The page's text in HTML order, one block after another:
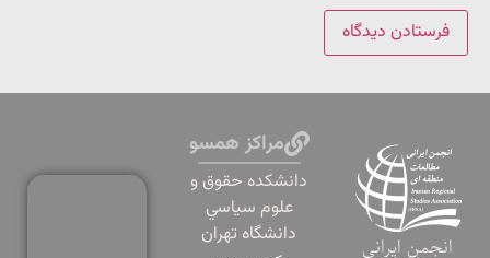
انجمن ایرانی
مراکز همسو
دانشكده حقوق و
علوم سياسي
دانشگاه تهران